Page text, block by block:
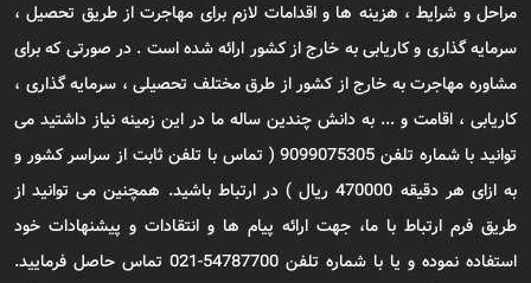
مراحل و شرایط ، هزینه ها و اقدامات لازم برای مهاجرت از طریق تحصیل ،
سرمایه گذاری و کاریابی به خارج از کشور ارائه شده است . در صورتی که برای
مشاوره مهاجرت به خارج از کشور از طرق مختلف تحصیلی ، سرمایه گذاری ،
کاریابی ، اقامت و ... به دانش چندین ساله ما در این زمینه نیاز داشتید می
توانید با شماره تلفن 9099075305 ( تماس با تلفن ثابت از سراسر کشور و
به ازای هر دقیقه 470000 ریال ) در ارتباط باشید. همچنین می توانید از
طریق فرم ارتباط با ما، جهت ارائه پیام ها و انتقادات و پیشنهادات خود
استفاده نموده و یا با شماره تلفن 54787700-021 تماس حاصل فرمایید.